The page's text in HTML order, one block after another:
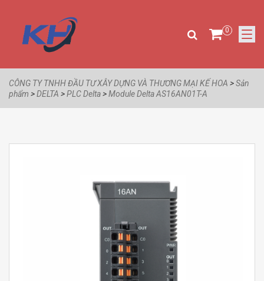
0
CÔNG TY TNHH ĐẦU TƯ XÂY DỰNG VÀ THƯƠNG MẠI KẾ HOA >Sản
phẩm >DELTA >PLC Delta>Module Delta AS16AN01T-A